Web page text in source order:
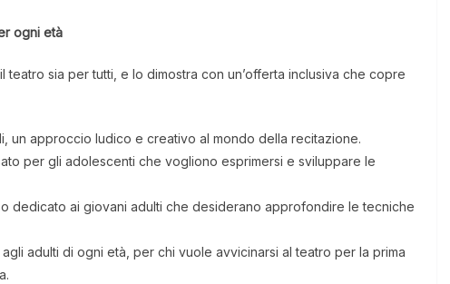
ogni età
sia per tutti, e lo dimostra con un’offerta inclusiva che copre
un approccio ludico e creativo al mondo della recitazione.
per gli adolescenti che vogliono esprimersi e sviluppare le
dedicato ai giovani adulti che desiderano approfondire le tecniche
adulti di ogni età, per chi vuole avvicinarsi al teatro per la prima